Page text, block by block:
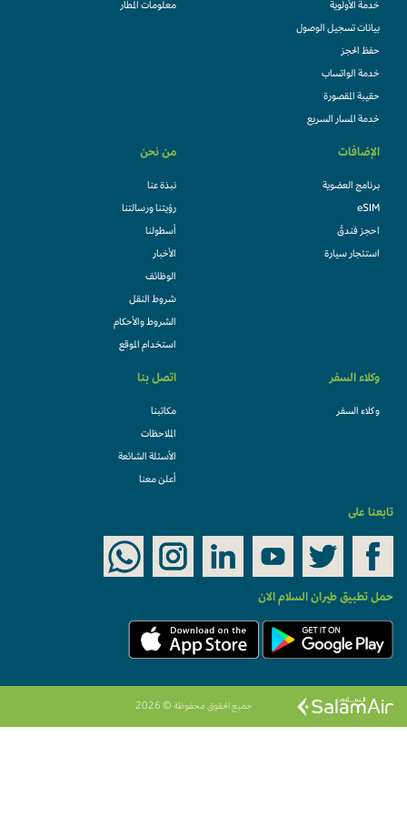
خدمة الأولوية
بيانات تسجيل الوصول
حفظ الحجز
خدمة الواتساب
حقيبة المقصورة
خدمة المسار السريع
معلومات المطار
الإضافات
برنامج العضوية
eSIM
احجز فندقً
استئجار سيارة
من نحن
نبذة عنا
رؤيتنا ورسالتنا
أسطولنا
الأخبار
الوظائف
شروط النقل
الشروط والأحكام
استخدام الموقع
وكلاء السفر
وكلاء السفر
اتصل بنا
مكاتبنا
الملاحظات
الأسئلة الشائعة
أعلن معنا
تابعنا على
حمل تطبيق طيران السلام الان
جميع الحقوق محفوظة © 2026